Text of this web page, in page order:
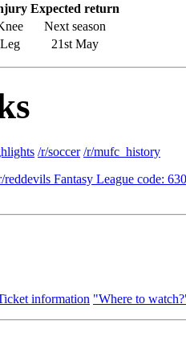
Expected return
Next season
Leg 21st May
/r/soccer /r/mufc_history
reddevils Fantasy League code:
information "Where to